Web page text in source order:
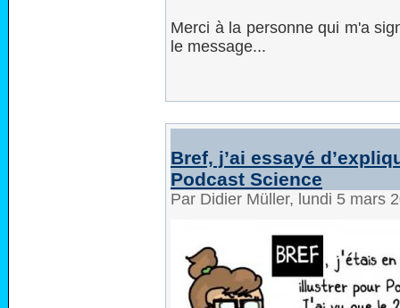
Merci à la personne qui m'a
le message...
Bref, j’ai essayé
Podcast Science
Par Didier Müller, lundi 5 mars